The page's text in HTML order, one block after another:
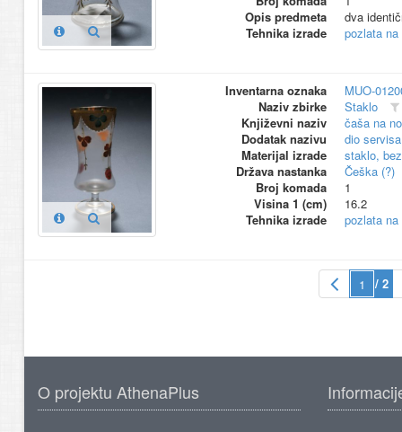
Opis predmeta
dva
Tehnika izrade
pozlata
Inventarna oznaka
MUO-
Naziv zbirke
Staklo
Književni naziv
čaša na
Dodatak nazivu
dio servisa
Materijal izrade
staklo,
Država nastanka
Češka (?)
Broj komada
1
Visina 1 (cm)
16.2
Tehnika izrade
pozlata
/ 2
O projektu AthenaPlus